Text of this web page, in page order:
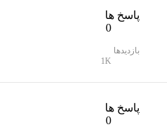
پاسخ ها
0
بازدیدها
1K
پاسخ ها
0